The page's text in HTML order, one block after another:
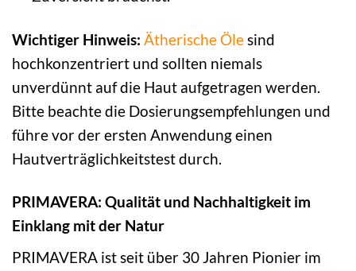
Wichtiger Hinweis: Ätherische Öle sind
hochkonzentriert und sollten niemals
unverdünnt auf die Haut aufgetragen werden.
Bitte beachte die Dosierungsempfehlungen und
führe vor der ersten Anwendung einen
Hautverträglichkeitstest durch.
PRIMAVERA: Qualität und Nachhaltigkeit im
Einklang mit der Natur
PRIMAVERA ist seit über 30 Jahren Pionier im